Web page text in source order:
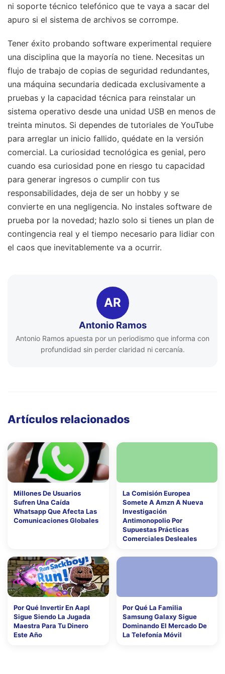
ni soporte técnico telefónico que te vaya a sacar del
apuro si el sistema de archivos se corrompe.
Tener éxito probando software experimental requiere
una disciplina que la mayoría no tiene. Necesitas un
flujo de trabajo de copias de seguridad redundantes,
una máquina secundaria dedicada exclusivamente a
pruebas y la capacidad técnica para reinstalar un
sistema operativo desde una unidad USB en menos de
treinta minutos. Si dependes de tutoriales de YouTube
para arreglar un inicio fallido, quédate en la versión
comercial. La curiosidad tecnológica es genial, pero
cuando esa curiosidad pone en riesgo tu capacidad
para generar ingresos o cumplir con tus
responsabilidades, deja de ser un hobby y se
convierte en una negligencia. No instales software de
prueba por la novedad; hazlo solo si tienes un plan de
contingencia real y el tiempo necesario para lidiar con
el caos que inevitablemente va a ocurrir.
AR
Antonio Ramos
Antonio Ramos apuesta por un periodismo que informa con
profundidad sin perder claridad ni cercanía.
Artículos relacionados
Millones De Usuarios
Sufren Una Caída
Whatsapp Que Afecta Las
Comunicaciones Globales
La Comisión Europea
Somete A Amzn A Nueva
Investigación
Antimonopolio Por
Supuestas Prácticas
Comerciales Desleales
Por Qué Invertir En Aapl
Sigue Siendo La Jugada
Maestra Para Tu Dinero
Este Año
Por Qué La Familia
Samsung Galaxy Sigue
Dominando El Mercado De
La Telefonía Móvil